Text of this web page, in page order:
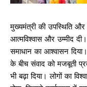
मुख्यमंत्री की उपस्थिति
आत्मविश्वास और उम्मीद
समाधान का आश्वासन
के बीच संवाद को मजबूती
भी बढ़ा दिया। लोगों का